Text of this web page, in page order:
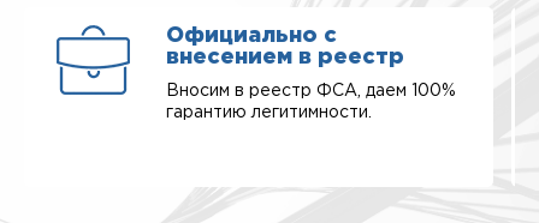
Официально с
внесением в реестр
Вносим в реестр ФСА, даем 100%
гарантию легитимности.